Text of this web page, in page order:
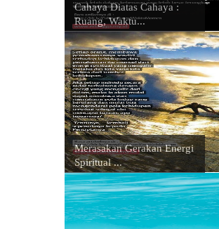
Cahaya Diatas Cahaya :
Ruang, Waktu...
Merasakan Gerakan Energi
Spiritual ...